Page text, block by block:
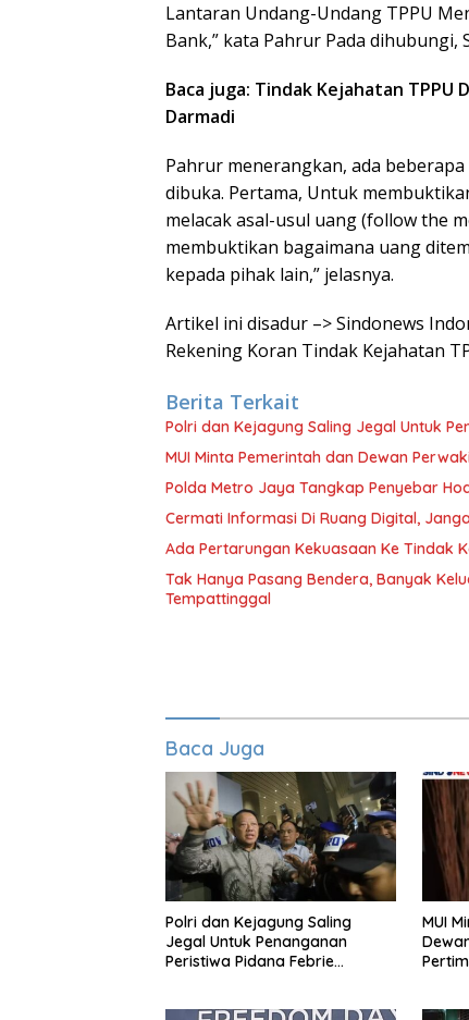
Lantaran Undang-Undang TPPU
Bank,” kata Pahrur Pada dihubungi,
Baca juga: Tindak Kejahatan TPPU
Darmadi
Pahrur menerangkan, ada
dibuka. Pertama, Untuk
melacak asal-usul uang (follow the
membuktikan bagaimana uang
kepada pihak lain,” jelasnya.
Artikel ini disadur –> Sindonews
Rekening Koran Tindak Kejahatan
Berita Terkait
Polri dan Kejagung Saling Jegal Untuk
MUI Minta Pemerintah dan Dewan
Polda Metro Jaya Tangkap Penyebar
Cermati Informasi Di Ruang Digital,
Ada Pertarungan Kekuasaan Ke Tindak
Tak Hanya Pasang Bendera, Banyak
Tempattinggal
Baca Juga
Polri dan Kejagung Saling
Jegal Untuk Penanganan
Peristiwa Pidana Febrie
MUI